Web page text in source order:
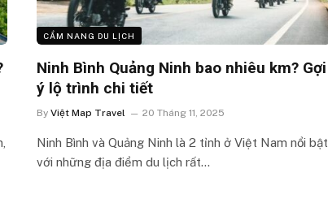
CẨM NANG DU LỊCH
Ninh Bình Quảng Ninh bao nhiêu km? Gợi
ý lộ trình chi tiết
By Việt Map Travel 20 Tháng 11, 2025
Ninh Bình và Quảng Ninh là 2 tỉnh ở Việt Nam nổi bật
với những địa điểm du lịch rất…